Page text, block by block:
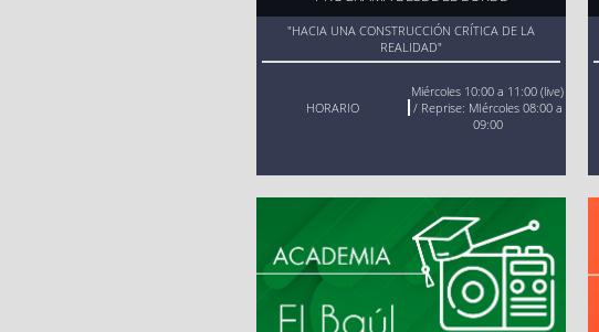
"HACIA UNA CONSTRUCCIÓN CRÍTICA DE LA
REALIDAD"
HORARIO
Miércoles 10:00 a 11:00 (live)
/ Reprise: MIércoles 08:00 a
09:00
POSGRADO
Consulta
Ver aquí